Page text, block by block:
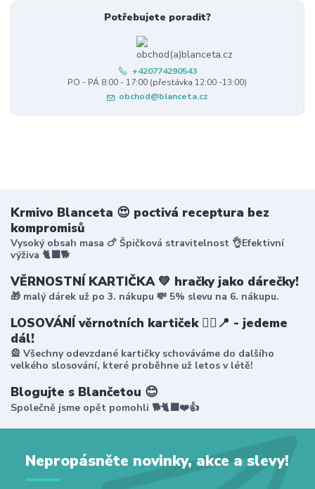
Potřebujete poradit?
+420774290543
PO - PÁ 8:00 - 17:00 (přestávka 12:00 -13:00)
obchod@blanceta.cz
Krmivo Blanceta 😍 poctivá receptura bez
kompromisů
Vysoký obsah masa 🍗 Špičková stravitelnost 👌Efektivní
výživa 🐈‍⬛🐕
VĚRNOSTNÍ KARTIČKA 💚 hračky jako dárečky!
🎁 malý dárek už po 3. nákupu 💸 5% slevu na 6. nákupu.
LOSOVÁNÍ věrnotních kartiček 🤸‍♀️📍 - jedeme
dál!
🎡 Všechny odevzdané kartičky schováváme do dalšího
velkého slosování, které proběhne už letos v létě!
Blogujte s Blančetou 😊
Společně jsme opět pomohli 🐕🐈‍⬛❤️👍
Nepropásněte novinky, akce a slevy!